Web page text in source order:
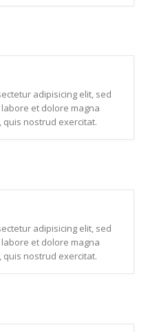
adipisicing elit, sed
et dolore magna
quis nostrud exercitat.
adipisicing elit, sed
et dolore magna
quis nostrud exercitat.